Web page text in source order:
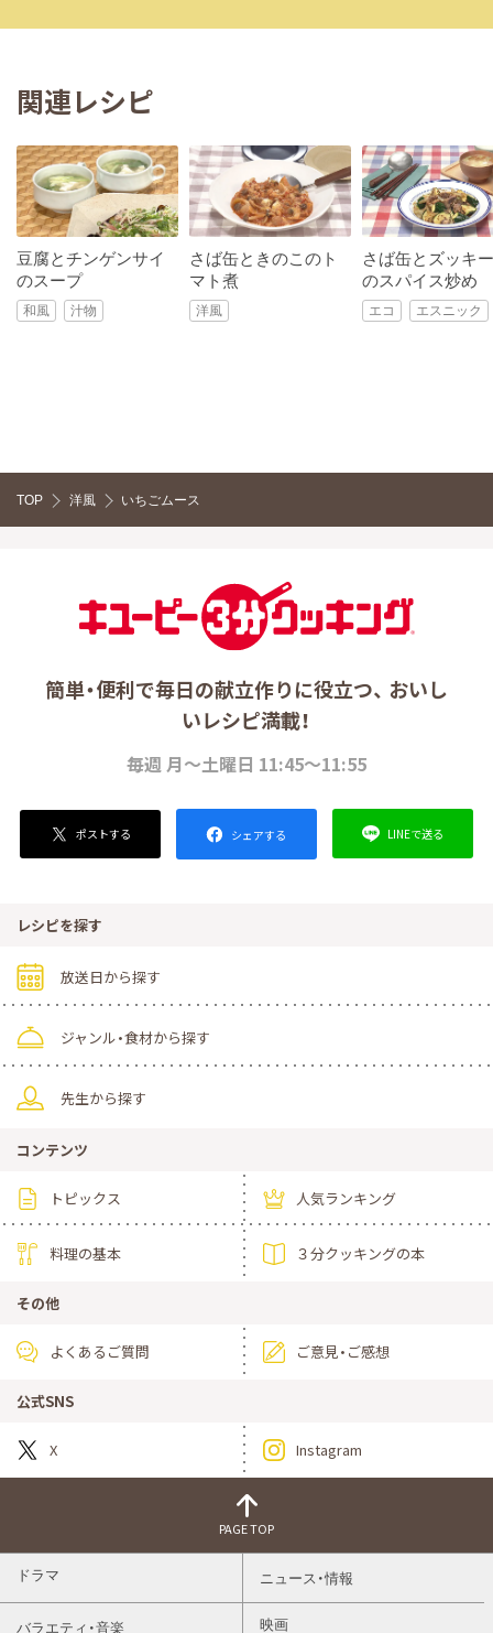
関連レシピ
豆腐とチンゲンサイ
のスープ
和風 汁物
さば缶ときのこのト
マト煮
洋風
さば缶とズッキ
のスパイス炒め
エコ エスニック
TOP 洋風 いちごムース
簡単・便利で毎日の献立作りに役立つ、 おいし
いレシピ満載！
毎週 月～土曜日 11:45～11:55
ポストする シェアする LINEで送る
レシピを探す
放送日から探す
ジャンル・食材から探す
先生から探す
コンテンツ
トピックス 人気ランキング
料理の基本 ３分クッキングの本
その他
よくあるご質問 ご意見・ご感想
公式SNS
X Instagram
PAGE TOP
ドラマ ニュース・情報
バラエティ・音楽 映画